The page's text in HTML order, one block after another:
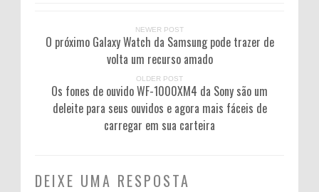
NEWER POST
O próximo Galaxy Watch da Samsung pode trazer de
volta um recurso amado
OLDER POST
Os fones de ouvido WF-1000XM4 da Sony são um
deleite para seus ouvidos e agora mais fáceis de
carregar em sua carteira
DEIXE UMA RESPOSTA